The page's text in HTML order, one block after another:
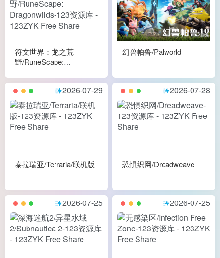
符文世界：龙之荒
野/RuneScape:
幻兽帕鲁/Palworld
2026-07-29
泰拉瑞亚/Terraria/联机版
2026-07-28
恐惧织网/Dreadweave
2026-07-25 2026-07-25